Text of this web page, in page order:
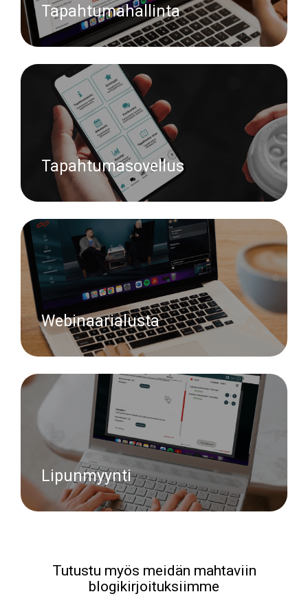
Tapahtumahallinta
Tapahtumasovellus
Webinaarialusta
Lipunmyynti
Tutustu myös meidän mahtaviin
blogikirjoituksiimme